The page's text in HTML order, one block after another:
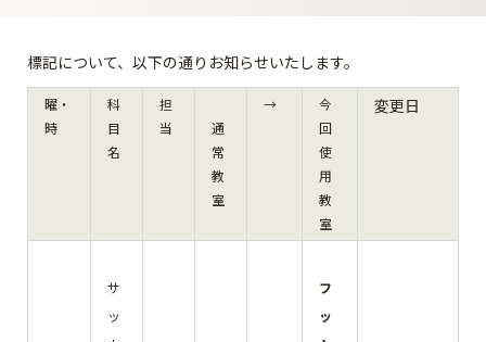
標記について、以下の通りお知らせいたします。
曜・
時
科
目
名
担
当
通
常
教
室
→
今
回
使
用
教
室
変更日
サ
ッ
フ
ッ